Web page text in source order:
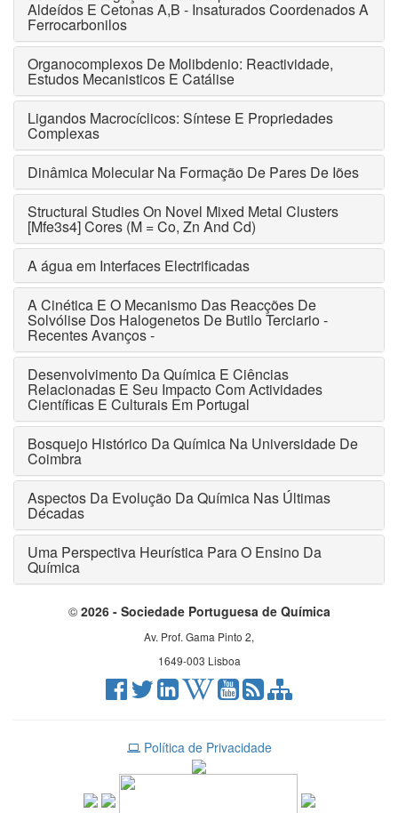
Aldeídos E Cetonas A,B - Insaturados Coordenados A
Ferrocarbonilos
Organocomplexos De Molibdenio: Reactividade,
Estudos Mecanisticos E Catálise
Ligandos Macrocíclicos: Síntese E Propriedades
Complexas
Dinâmica Molecular Na Formação De Pares De Iões
Structural Studies On Novel Mixed Metal Clusters
[Mfe3s4] Cores (M = Co, Zn And Cd)
A água em Interfaces Electrificadas
A Cinética E O Mecanismo Das Reacções De
Solvólise Dos Halogenetos De Butilo Terciario -
Recentes Avanços -
Desenvolvimento Da Química E Ciências
Relacionadas E Seu Impacto Com Actividades
Científicas E Culturais Em Portugal
Bosquejo Histórico Da Química Na Universidade De
Coimbra
Aspectos Da Evolução Da Química Nas Últimas
Décadas
Uma Perspectiva Heurística Para O Ensino Da
Química
© 2026 - Sociedade Portuguesa de Química
Av. Prof. Gama Pinto 2,
1649-003 Lisboa
Política de Privacidade